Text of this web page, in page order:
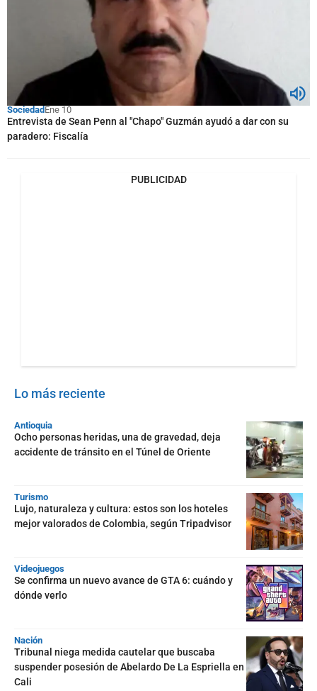
Sociedad Ene 10
Entrevista de Sean Penn al "Chapo" Guzmán ayudó a dar con su
paradero: Fiscalía
PUBLICIDAD
Lo más reciente
Antioquia
Ocho personas heridas, una de gravedad, deja
accidente de tránsito en el Túnel de Oriente
Turismo
Lujo, naturaleza y cultura: estos son los hoteles
mejor valorados de Colombia, según Tripadvisor
Videojuegos
Se confirma un nuevo avance de GTA 6: cuándo y
dónde verlo
Nación
Tribunal niega medida cautelar que buscaba
suspender posesión de Abelardo De La Espriella en
Cali